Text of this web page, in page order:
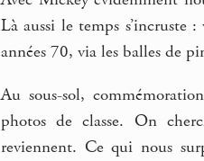
Là aussi le temps s’incruste
années 70, via les balles de
Au sous-sol,
photos de classe. On
reviennent. Ce qui nous